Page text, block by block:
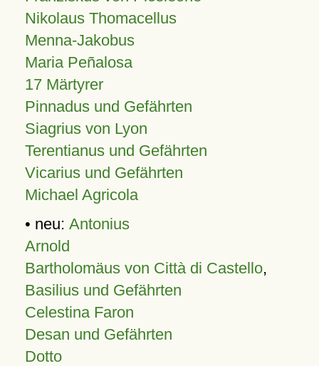
Nikolaus Thomacellus
Menna-Jakobus
Maria Peñalosa
17 Märtyrer
Pinnadus und Gefährten
Siagrius von Lyon
Terentianus und Gefährten
Vicarius und Gefährten
Michael Agricola
• neu: Antonius
Arnold
Bartholomäus von Città di Castello,
Basilius und Gefährten
Celestina Faron
Desan und Gefährten
Dotto